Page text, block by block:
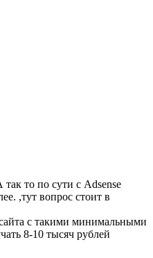
то по сути с Adsense
,тут вопрос стоит в
с такими минимальными
8-10 тысяч рублей